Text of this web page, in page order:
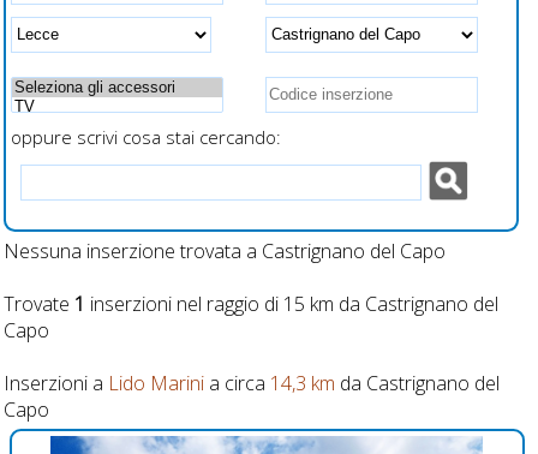
recintati
ricarica veloce
smartphone
oppure scrivi cosa stai cercando:
Nessuna inserzione trovata a Castrignano del Capo
Trovate 1 inserzioni nel raggio di 15 km da Castrignano del
Capo
Inserzioni a Lido Marinia circa 14,3 km da Castrignano del
Capo